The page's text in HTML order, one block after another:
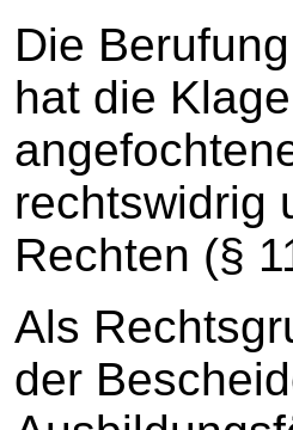
Die
hat die
rechtswidrig
Rechten (§
Als
der